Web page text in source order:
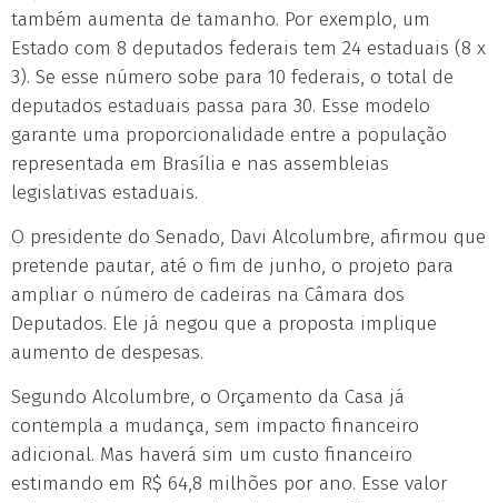
também aumenta de tamanho. Por exemplo, um
Estado com 8 deputados federais tem 24 estaduais (8 x
3). Se esse número sobe para 10 federais, o total de
deputados estaduais passa para 30. Esse modelo
garante uma proporcionalidade entre a população
representada em Brasília e nas assembleias
legislativas estaduais.
O presidente do Senado, Davi Alcolumbre, afirmou que
pretende pautar, até o fim de junho, o projeto para
ampliar o número de cadeiras na Câmara dos
Deputados. Ele já negou que a proposta implique
aumento de despesas.
Segundo Alcolumbre, o Orçamento da Casa já
contempla a mudança, sem impacto financeiro
adicional. Mas haverá sim um custo financeiro
estimando em R$ 64,8 milhões por ano. Esse valor